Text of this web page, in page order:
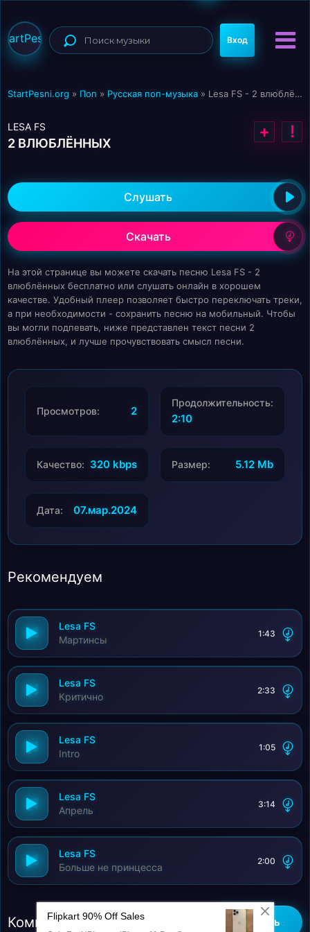
Вход
StartPesni.org » Поп » Русская поп-музыка » Lesa FS - 2 влюблённых
LESA FS
2 ВЛЮБЛЁННЫХ
+ !
Слушать
Скачать
На этой странице вы можете скачать песню Lesa FS - 2
влюблённых бесплатно или слушать онлайн в хорошем
качестве. Удобный плеер позволяет быстро переключать треки,
а при необходимости - сохранить песню на мобильный. Чтобы
вы могли подпевать, ниже представлен текст песни 2
влюблённых, и лучше прочувствовать смысл песни.
Просмотров: 2
Продолжительность:
2:10
Качество: 320 kbps Размер: 5.12 Mb
Дата: 07.мар.2024
Рекомендуем
Lesa FS
Мартинсы
1:43
Lesa FS
Критично
2:33
Lesa FS
Intro
1:05
Lesa FS
Апрель
3:14
Lesa FS
Больше не принцесса
2:00
Комментарии (0) Добавить